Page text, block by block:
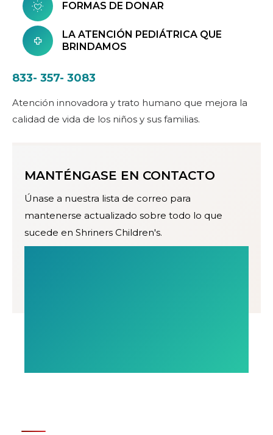
FORMAS DE DONAR
LA ATENCIÓN PEDIÁTRICA QUE
BRINDAMOS
833- 357- 3083
Atención innovadora y trato humano que mejora la
calidad de vida de los niños y sus familias.
MANTÉNGASE EN CONTACTO
Únase a nuestra lista de correo para
mantenerse actualizado sobre todo lo que
sucede en Shriners Children's.